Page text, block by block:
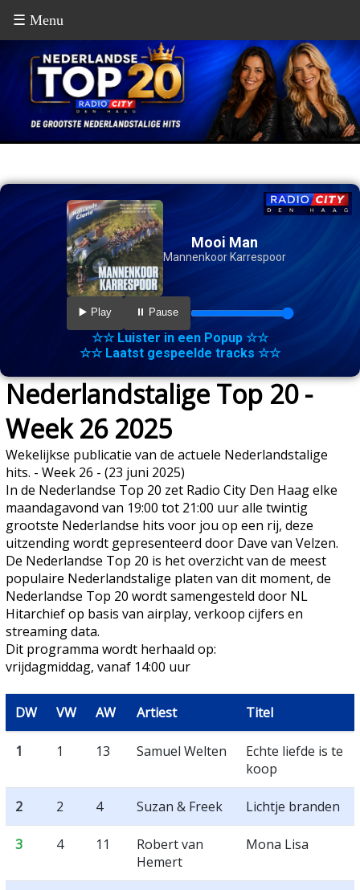
☰ Menu
Mooi Man
Mannenkoor Karrespoor
▶️ Play ⏸️ Pause
☆☆ Luister in een Popup ☆☆
☆☆ Laatst gespeelde tracks ☆☆
Nederlandstalige Top 20 -
Week 26 2025
Wekelijkse publicatie van de actuele Nederlandstalige
hits. - Week 26 - (23 juni 2025)
In de Nederlandse Top 20 zet Radio City Den Haag elke
maandagavond van 19:00 tot 21:00 uur alle twintig
grootste Nederlandse hits voor jou op een rij, deze
uitzending wordt gepresenteerd door Dave van Velzen.
De Nederlandse Top 20 is het overzicht van de meest
populaire Nederlandstalige platen van dit moment, de
Nederlandse Top 20 wordt samengesteld door NL
Hitarchief op basis van airplay, verkoop cijfers en
streaming data.
Dit programma wordt herhaald op:
vrijdagmiddag, vanaf 14:00 uur
DW VW AW Artiest Titel
1 1 13 Samuel Welten
Echte liefde is te
koop
2 2 4 Suzan & Freek Lichtje branden
3 4 11
Robert van
Hemert
Mona Lisa